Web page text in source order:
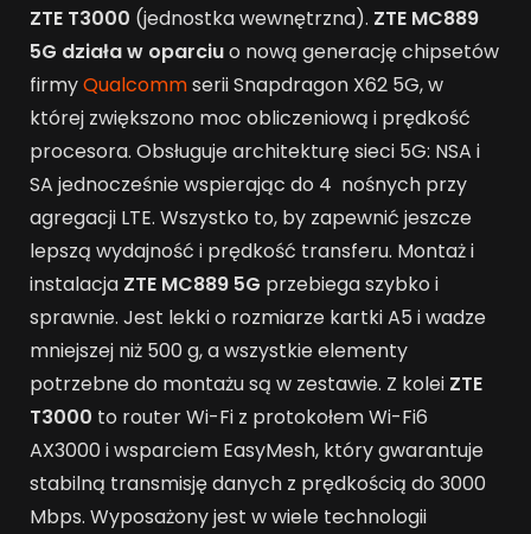
ZTE T3000 (jednostka wewnętrzna). ZTE MC889
5G działa w oparciuo nową generację chipsetów
firmyQualcommserii Snapdragon X62 5G, w
której zwiększono moc obliczeniową i prędkość
procesora. Obsługuje architekturę sieci 5G: NSA i
SA jednocześnie wspierając do 4 nośnych przy
agregacji LTE. Wszystko to, by zapewnić jeszcze
lepszą wydajność i prędkość transferu. Montaż i
instalacja ZTE MC889 5G przebiega szybko i
sprawnie. Jest lekki o rozmiarze kartki A5 i wadze
mniejszej niż 500 g, a wszystkie elementy
potrzebne do montażu są w zestawie. Z kolei ZTE
T3000 to router Wi-Fi z protokołem Wi-Fi6
AX3000 i wsparciem EasyMesh, który gwarantuje
stabilną transmisję danych z prędkością do 3000
Mbps. Wyposażony jest w wiele technologii